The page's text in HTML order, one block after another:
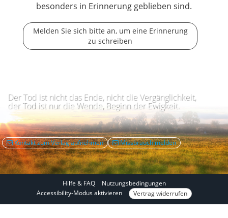
besonders in Erinnerung geblieben sind.
Melden Sie sich bitte an, um eine Erinnerung
zu schreiben
Der Tod ist nicht das Ende, nicht die Vergänglichkeit,
der Tod ist nur die Wende, Beginn der Ewigkeit.
Kontakt zum Verlag aufnehmen Missbrauch melden
Hilfe & FAQ
Nutzungsbedingungen
IAccessibility-Modus aktivieren Vertrag widerrufen